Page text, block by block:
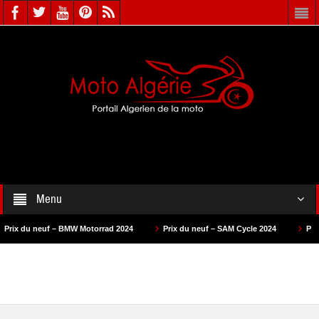
Menu
neuf – BMW Motorrad 2024 Prix du neuf – SAM Cycle 2024 Prix du